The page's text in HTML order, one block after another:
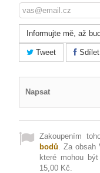
Informujte mě, až
Tweet Sdílet
Napsat
Zakoupením
bodů. Za obsah
které mohou
15,00 Kč.